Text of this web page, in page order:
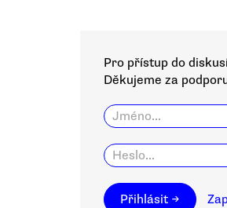
Pro přístup do
Děkujeme za
Přihlásit →